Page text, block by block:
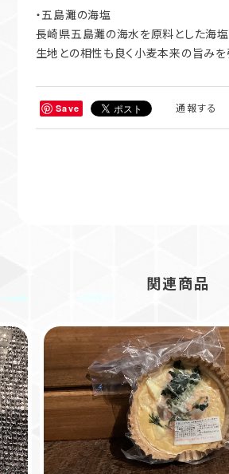
・五島灘の海塩
長崎県五島灘の海水を原料とした海
生地との相性も良く小麦本来の旨みを
Save 通報する
関連商品